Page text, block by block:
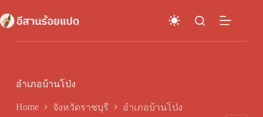
to
content
อำเภอบ้านโป่ง
Home จังหวัดราชบุรี อำเภอบ้านโป่ง